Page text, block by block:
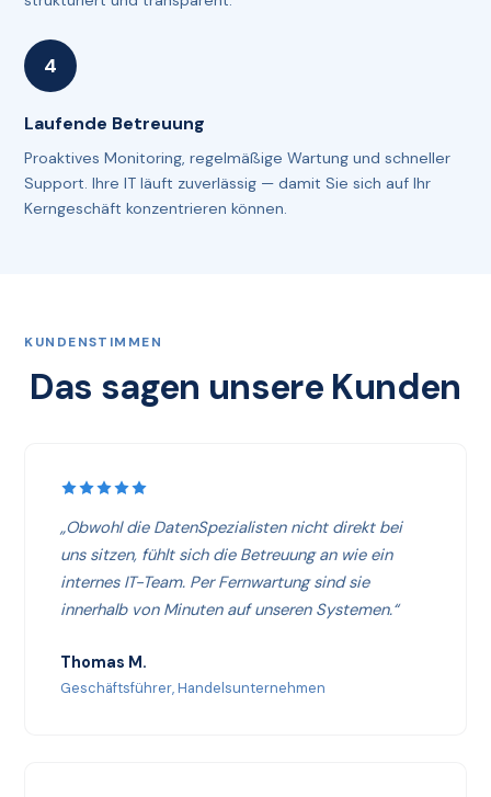
Laufende Betreuung
Proaktives Monitoring, regelmäßige Wartung und schneller
Support. Ihre IT läuft zuverlässig — damit Sie sich auf Ihr
Kerngeschäft konzentrieren können.
KUNDENSTIMMEN
Das sagen unsere Kunden
„Obwohl die DatenSpezialisten nicht direkt bei
uns sitzen, fühlt sich die Betreuung an wie ein
internes IT-Team. Per Fernwartung sind sie
innerhalb von Minuten auf unseren Systemen.“
Thomas M.
Geschäftsführer, Handelsunternehmen